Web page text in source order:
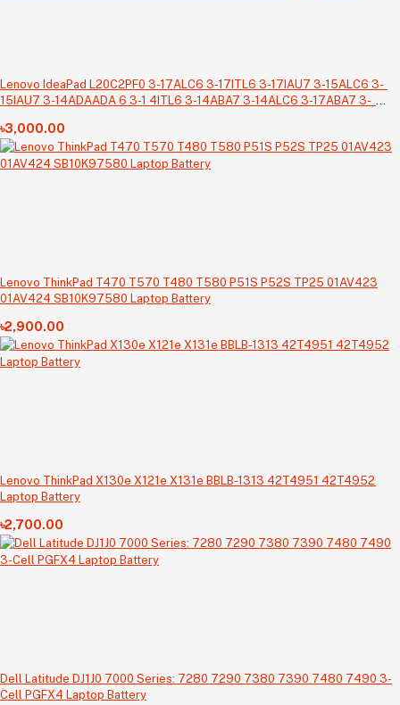
Lenovo IdeaPad L20C2PF0 3-17ALC6 3-17ITL6 3-17IAU7 3-15ALC6 3-
15IAU7 3-14ADAADA 6 3-1 4ITL6 3-14ABA7 3-14ALC6 3-17ABA7 3-
৳3,000.00
Lenovo ThinkPad T470 T570 T480 T580 P51S P52S TP25 01AV423
01AV424 SB10K97580 Laptop Battery
৳2,900.00
Lenovo ThinkPad X130e X121e X131e BBLB-1313 42T4951 42T4952
Laptop Battery
৳2,700.00
Dell Latitude DJ1J0 7000 Series: 7280 7290 7380 7390 7480 7490 3-
Cell PGFX4 Laptop Battery